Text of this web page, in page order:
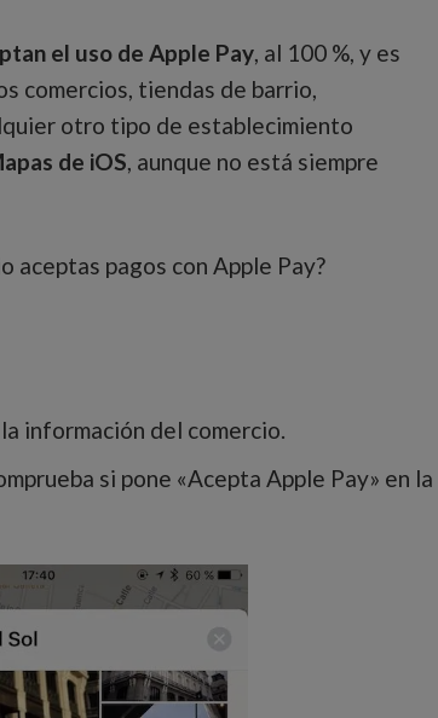
el uso de Apple Pay, al 100 %, y es
comercios, tiendas de barrio,
otro tipo de establecimiento
de iOS, aunque no está siempre
aceptas pagos con Apple Pay?
información del comercio.
si pone «Acepta Apple Pay» en la